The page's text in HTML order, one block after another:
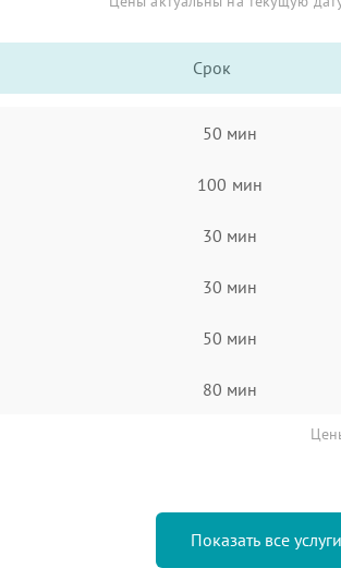
Срок
50 мин
100 мин
30 мин
30 мин
50 мин
80 мин
Показать все услуги